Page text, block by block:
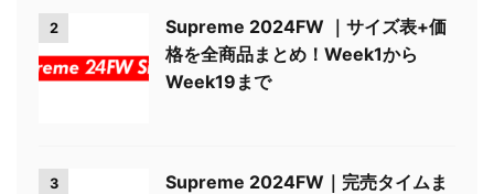
2
Supreme 2024FW ｜サイズ表+価
格を全商品まとめ！Week1から
Week19まで
3
Supreme 2024FW｜完売タイムま